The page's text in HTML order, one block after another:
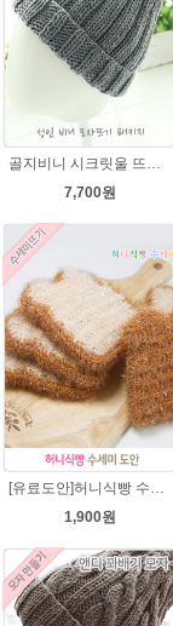
골지비니 시크릿울 뜨개실 모자뜨기 DIY 뜨개질
7,700원
[유료도안]허니식빵 수세미뜨기 코바늘뜨기도안 /수세미뜨기/수세미실/반짝이수세미/반짝이실/수세미실 웰빙수세미 퐁퐁수세미 식빵 코바늘수세미
1,900원